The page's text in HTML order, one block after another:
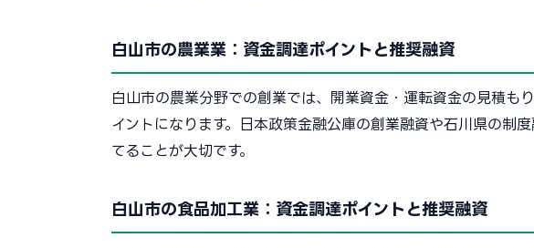
白山市の農業業：資金調達ポイントと推奨融資
白山市の農業分野での創業では、開業資金・運転資金の見積も
イントになります。日本政策金融公庫の創業融資や石川県の制
てることが大切です。
白山市の食品加工業：資金調達ポイントと推奨融資